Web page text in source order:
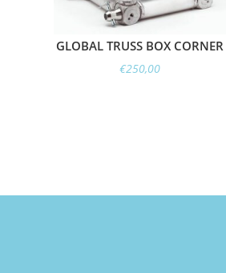
GLOBAL TRUSS BOX CORNER
€250,00